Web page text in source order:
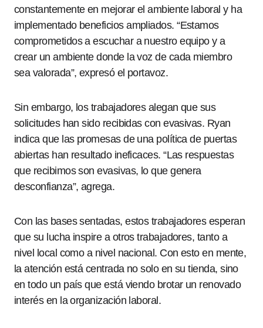
constantemente en mejorar el ambiente laboral y ha
implementado beneficios ampliados. “Estamos
comprometidos a escuchar a nuestro equipo y a
crear un ambiente donde la voz de cada miembro
sea valorada”, expresó el portavoz.
Sin embargo, los trabajadores alegan que sus
solicitudes han sido recibidas con evasivas. Ryan
indica que las promesas de una política de puertas
abiertas han resultado ineficaces. “Las respuestas
que recibimos son evasivas, lo que genera
desconfianza”, agrega.
Con las bases sentadas, estos trabajadores esperan
que su lucha inspire a otros trabajadores, tanto a
nivel local como a nivel nacional. Con esto en mente,
la atención está centrada no solo en su tienda, sino
en todo un país que está viendo brotar un renovado
interés en la organización laboral.